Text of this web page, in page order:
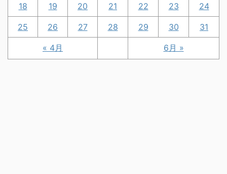
« 4月 6月 »
18 19 20 21 22 23 24
25 26 27 28 29 30 31